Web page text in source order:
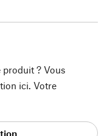
produit ? Vous
ici. Votre